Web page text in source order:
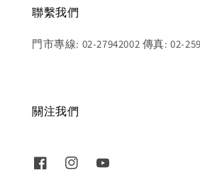
聯繫我們
門市專線: 02-27942002 傳真: 02-
關注我們